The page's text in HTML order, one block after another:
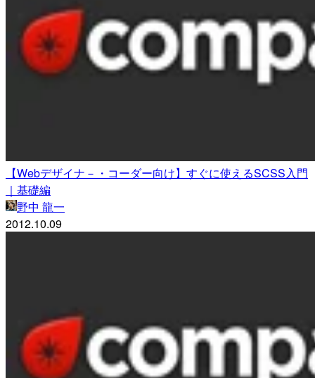
【Webデザイナ－・コーダー向け】すぐに使えるSCSS入門
｜基礎編
野中 龍一
2012.10.09